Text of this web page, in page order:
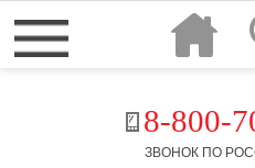
8-800-
ЗВОНОК ПО